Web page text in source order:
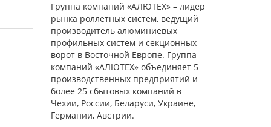
Группа компаний «АЛЮТЕХ» – лидер
рынка роллетных систем, ведущий
производитель алюминиевых
профильных систем и секционных
ворот в Восточной Европе. Группа
компаний «АЛЮТЕХ» объединяет 5
производственных предприятий и
более 25 сбытовых компаний в
Чехии, России, Беларуси, Украине,
Германии, Австрии.